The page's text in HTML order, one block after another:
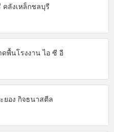
ลังเหล็กชลบุรี
ดพื้นโรงงาน ไอ ซี อี
ยอง กิจธนาสตีล